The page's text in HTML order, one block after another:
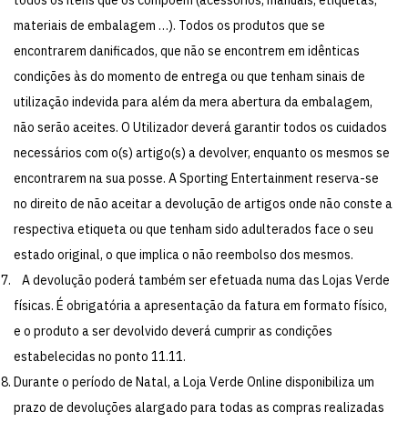
materiais de embalagem …). Todos os produtos que se
encontrarem danificados, que não se encontrem em idênticas
condições às do momento de entrega ou que tenham sinais de
utilização indevida para além da mera abertura da embalagem,
não serão aceites. O Utilizador deverá garantir todos os cuidados
necessários com o(s) artigo(s) a devolver, enquanto os mesmos se
encontrarem na sua posse. A Sporting Entertainment reserva-se
no direito de não aceitar a devolução de artigos onde não conste a
respectiva etiqueta ou que tenham sido adulterados face o seu
estado original, o que implica o não reembolso dos mesmos.
A devolução poderá também ser efetuada numa das Lojas Verde
físicas. É obrigatória a apresentação da fatura em formato físico,
e o produto a ser devolvido deverá cumprir as condições
estabelecidas no ponto 11.11.
Durante o período de Natal, a Loja Verde Online disponibiliza um
prazo de devoluções alargado para todas as compras realizadas